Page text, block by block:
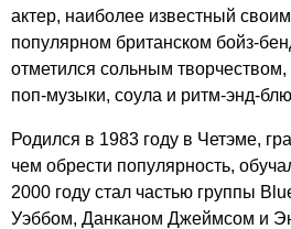
актер, наиболее известный
популярном британском бойз-
отметился сольным
поп-музыки, соула и ритм-энд-
Родился в 1983 году в Четэме,
чем обрести популярность,
2000 году стал частью группы Blu
Уэббом, Данканом Джеймсом и